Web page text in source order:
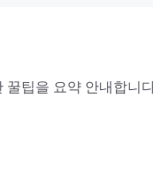
꿀팁을 요약 안내합니